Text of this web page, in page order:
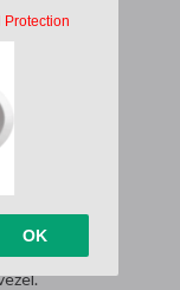
Van de
de
competitieve
recreatieve
van een
met